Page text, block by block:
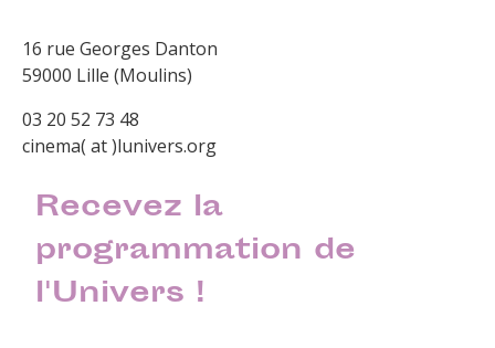
16 rue Georges Danton
59000 Lille (Moulins)
03 20 52 73 48
cinema( at )lunivers.org
Recevez la
programmation de
l'Univers !